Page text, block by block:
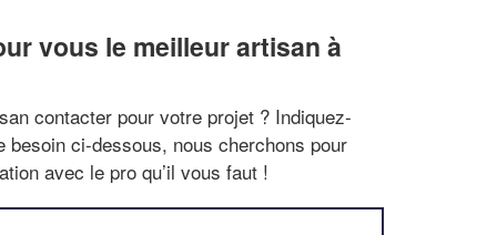
vous le meilleur artisan à
contacter pour votre projet ? Indiquez-
besoin ci-dessous, nous cherchons pour
avec le pro qu’il vous faut !